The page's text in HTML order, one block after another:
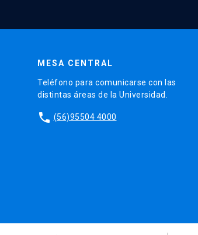
MESA CENTRAL
Teléfono para comunicarse con las
distintas áreas de la Universidad.
phone (56)95504 4000